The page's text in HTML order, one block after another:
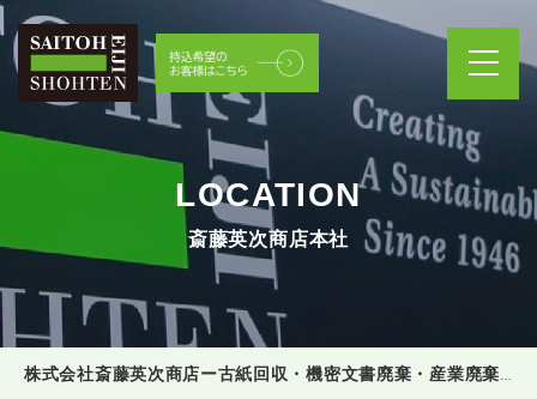
LOCATION
斎藤英次商店本社